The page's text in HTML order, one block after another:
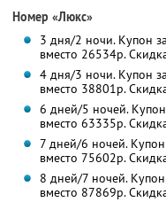
Номер «Люкс»
3 дня/2 ночи. Купон
вместо 26534р.
4 дня/3 ночи. Купон
вместо 38801р.
6 дней/5 ночей.
вместо 63335р.
7 дней/6 ночей.
вместо 75602р.
8 дней/7 ночей.
вместо 87869р.